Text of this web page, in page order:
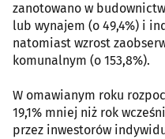
zanotowano w
lub wynajem (o 49,4%) i
natomiast wzrost
komunalnym (o 153,8%).
W omawianym roku
19,1% mniej niż rok
przez inwestorów